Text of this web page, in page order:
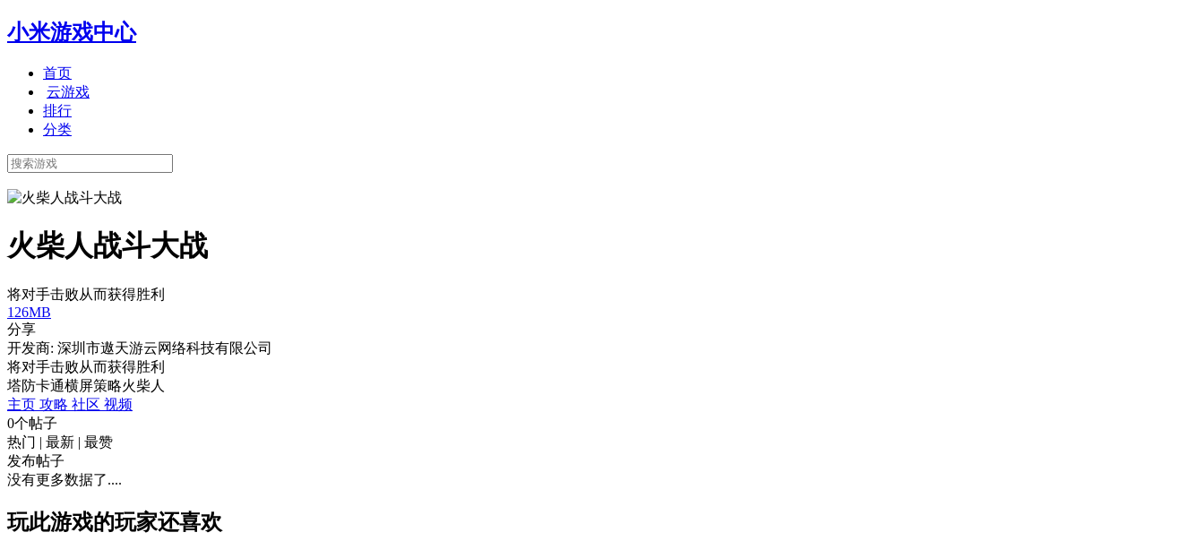
小米游戏中心
首页
云游戏
排行
分类
火柴人战斗大战
将对手击败从而获得胜利
126MB
分享
开发商: 深圳市遨天游云网络科技有限公司
将对手击败从而获得胜利
塔防卡通横屏策略火柴人
主页 攻略 社区 视频
0个帖子
热门 | 最新 | 最赞
发布帖子
没有更多数据了....
玩此游戏的玩家还喜欢